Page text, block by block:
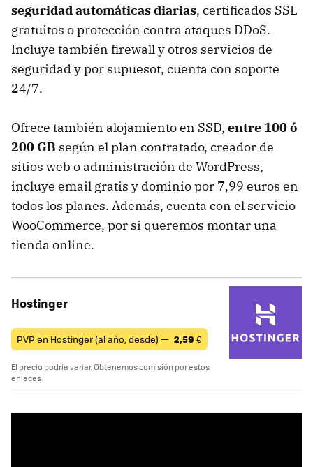
seguridad automáticas diarias, certificados SSL
gratuitos o protección contra ataques DDoS.
Incluye también firewall y otros servicios de
seguridad y por supuesot, cuenta con soporte
24/7.
Ofrece también alojamiento en SSD, entre 100 ó
200 GB según el plan contratado, creador de
sitios web o administración de WordPress,
incluye email gratis y dominio por 7,99 euros en
todos los planes. Además, cuenta con el servicio
WooCommerce, por si queremos montar una
tienda online.
Hostinger
PVP en Hostinger (al año, desde) — 2,59 €
El precio podría variar. Obtenemos comisión por estos
enlaces